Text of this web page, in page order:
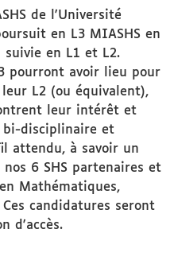
de l'Université
en L3 MIASHS en
en L1 et L2.
pourront avoir lieu pour
L2 (ou équivalent),
leur intérêt et
disciplinaire et
attendu, à savoir un
6 SHS partenaires et
Mathématiques,
candidatures seront
d'accès.